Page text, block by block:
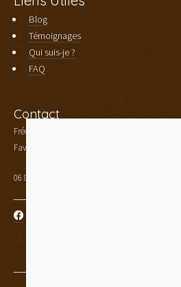
Blog
Témoignages
Qui suis-je ?
FAQ
Contact
Frédéric Aubourg
Faverges - Haute Savoie (74)
06 80 33 89 36